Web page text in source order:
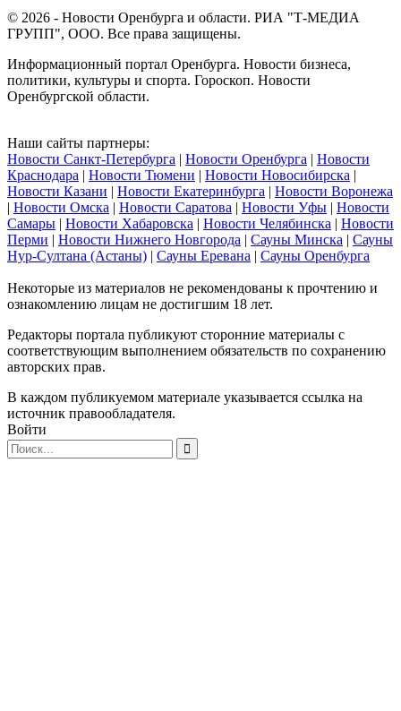
© 2026 - Новости Оренбурга и области. РИА "Т-МЕДИА
ГРУПП", ООО. Все права защищены.
Информационный портал Оренбурга. Новости бизнеса,
политики, культуры и спорта. Гороскоп. Новости
Оренбургской области.
Наши сайты партнеры:
Новости Санкт-Петербурга | Новости Оренбурга | Новости
Краснодара | Новости Тюмени | Новости Новосибирска |
Новости Казани | Новости Екатеринбурга | Новости Воронежа
| Новости Омска | Новости Саратова | Новости Уфы | Новости
Самары | Новости Хабаровска | Новости Челябинска | Новости
Перми | Новости Нижнего Новгорода | Сауны Минска | Сауны
Нур-Султана (Астаны) | Сауны Еревана | Сауны Оренбурга
Некоторые из материалов не рекомендованы к прочтению и
ознакомлению лицам не достигшим 18 лет.
Редакторы портала публикуют сторонние материалы с
соответствующим выполнением обязательств по сохранению
авторских прав.
В каждом публикуемом материале указывается ссылка на
источник правообладателя.
Войти